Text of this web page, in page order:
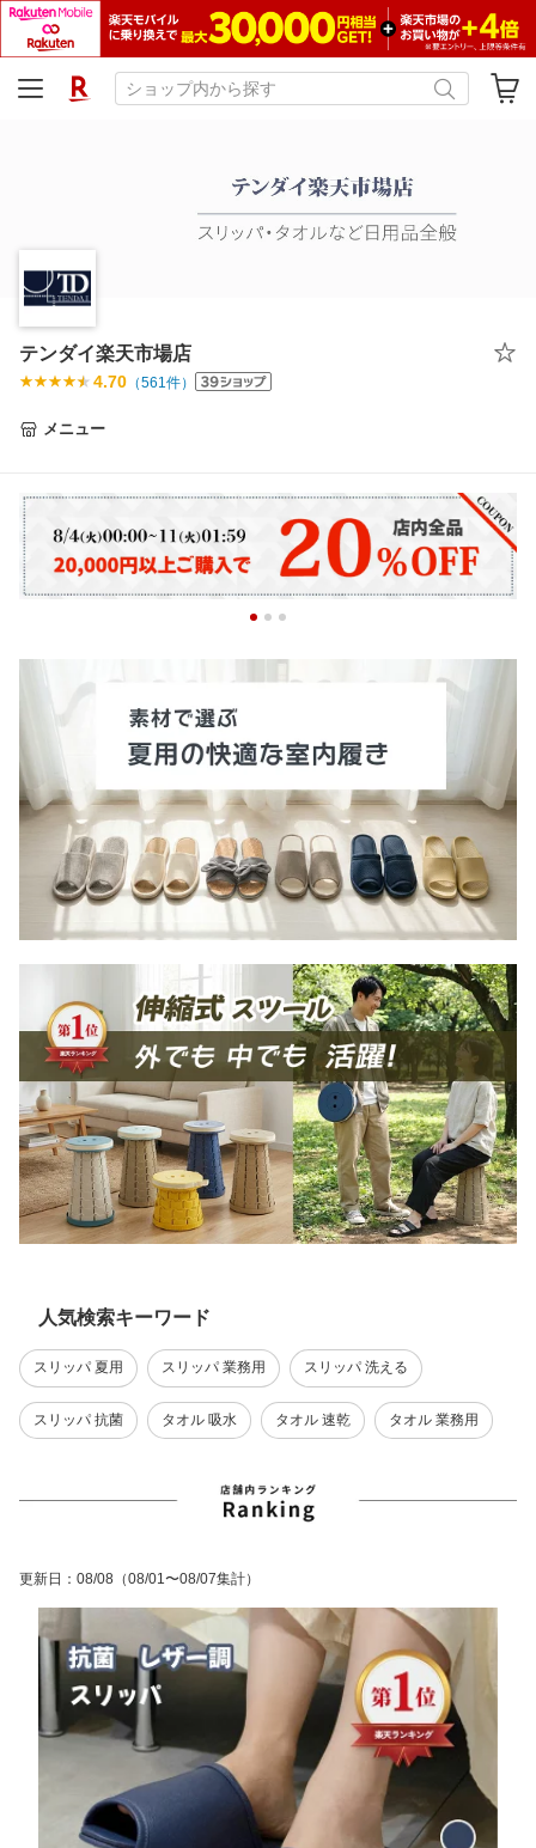
テンダイ楽天市場店
4.70 （561件）
メニュー
人気検索キーワード
スリッパ 夏用 スリッパ 業務用 スリッパ 洗える
スリッパ 抗菌 タオル 吸水 タオル 速乾 タオル 業務用
更新日 ： 08/08 （08/01〜08/07集計）